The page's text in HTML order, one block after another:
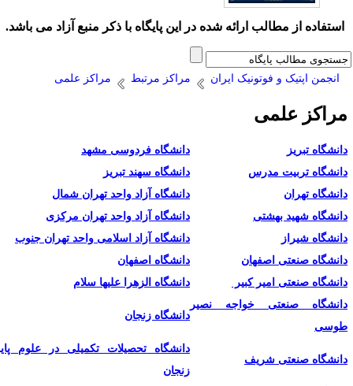
استفاده از مطالب ارائه شده در این پایگاه با ذکر منبع آزاد می باشد.
انجمن اپتیک و فوتونیک ایران مراکز مرتبط مراکز علمی
علمی
تبریز
دانشگاه فردوسی مشهد
تربیت مدرس
دانشگاه سهند تبریز
تهران
دانشگاه آزاد واحد تهران شمال
شهید بهشتی
دانشگاه آزاد واحد تهران مرکزی
شیراز
دانشگاه آزاد اسلامی واحد تهران جنوب
صنعتی اصفهان
دانشگاه اصفهان
صنعتی امیر کبیر
دانشگاه الزهرا علیها سلام
صنعتی خواجه نصیر
دانشگاه زنجان
صنعتی شریف
دانشگاه تحصیلات تکمیلی در علوم پایه
زنجان